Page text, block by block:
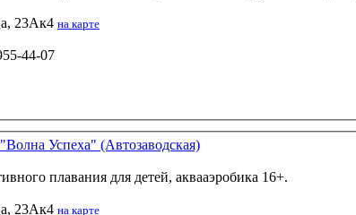
23Ак4 на карте
44-07
Успеха" (Автозаводская)
плавания для детей, аквааэробика 16+.
23Ак4 на карте